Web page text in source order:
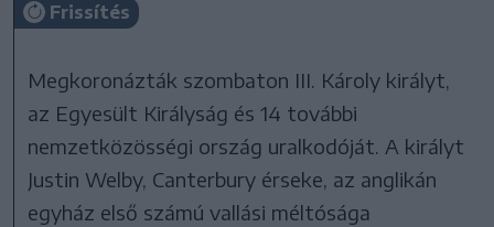
Frissítés
Megkoronázták szombaton III. Károly királyt,
az Egyesült Királyság és 14 további
nemzetközösségi ország uralkodóját. A királyt
Justin Welby, Canterbury érseke, az anglikán
egyház első számú vallási méltósága